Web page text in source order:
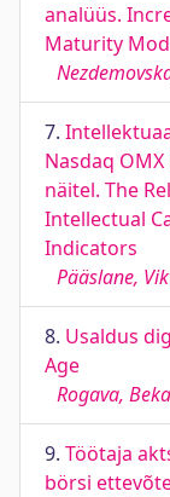
analüüs.
Maturity
7.
Nasdaq
näitel. The
Intellectual
Indicators
Pääslane,
8. Usaldus
Age
Rogava, Beka
9. Töötaja
börsi